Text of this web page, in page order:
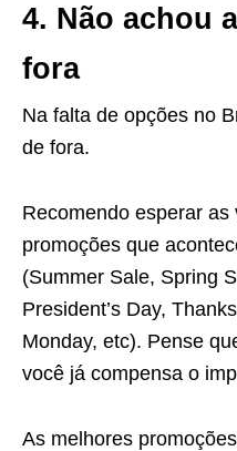
4. Não achou
fora
Na falta de opções no
de fora.
Recomendo esperar
promoções que
(Summer Sale, Spring
President’s Day,
Monday, etc). Pense
você já compensa o
As melhores